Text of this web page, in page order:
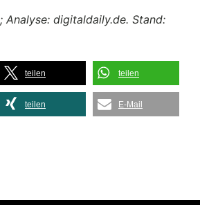
; Analyse: digitaldaily.de. Stand:
teilen teilen
teilen E-Mail